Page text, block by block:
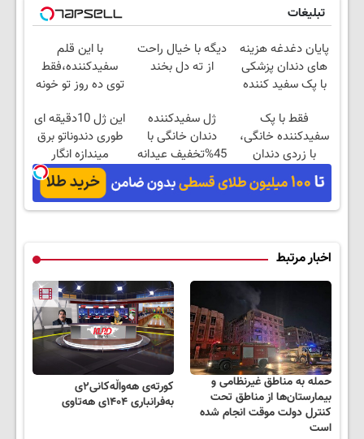
تبلیغات
پایان دغدغه هزینه
های دندان پزشکی
با پک سفید کننده
دیگه با خیال راحت
از ته دل بخند
با این قلم
سفیدکننده،فقط
توی ده روز تو خونه
فقط با پک
سفیدکننده خانگی،
با زردی دندان
خداحافظی کن!
(50% تخفیف)
ژل سفیدکننده
دندان خانگی با
45%تخفیف عیدانه
این ژل 10دقیقه ای
طوری دندوناتو برق
میندازه انگار
کامپوزیت کردی
اخبار مرتبط
حمله به مناطق غیرنظامی و
بیمارستان‌ها از مناطق تحت
کنترل دولت موقت انجام شده
است
کورتەی هەواڵەکانی۲ی
بەفرانباری ۱۴۰۴ی هەتاوی